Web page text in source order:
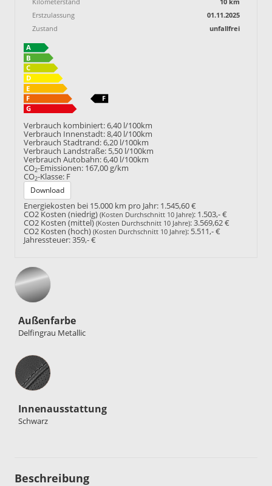
Erstzulassung
01.11.2025
Zustand
unfallfrei
Verbrauch kombiniert:6,40 l/100km
Verbrauch Innenstadt:8,40 l/100km
Verbrauch Stadtrand:6,20 l/100km
Verbrauch Landstraße: 5,50 l/100km
Verbrauch Autobahn:6,40 l/100km
CO2-Emissionen: 167,00 g/km
CO2-Klasse: F
Download
Energiekosten bei 15.000 km pro Jahr: 1.545,60 €
CO2 Kosten (niedrig) (Kosten Durchschnitt 10 Jahre): 1.503,- €
CO2 Kosten (mittel) (Kosten Durchschnitt 10 Jahre):3.569,62 €
CO2 Kosten (hoch) (Kosten Durchschnitt 10 Jahre): 5.511,- €
Jahressteuer:359,- €
Außenfarbe
Delfingrau Metallic
Innenausstattung
Innenausstattung
Schwarz
Beschreibung